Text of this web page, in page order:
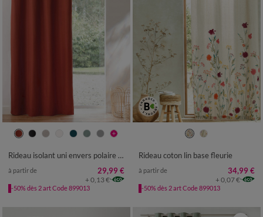
Rideau isolant uni envers polaire finition oeillets
à partir de 29,99 €
+ 0,13 €
-50% dès 2 art Code 899013
Rideau coton lin base fleurie
à partir de 34,99 €
+ 0,07 €
-50% dès 2 art Code 899013